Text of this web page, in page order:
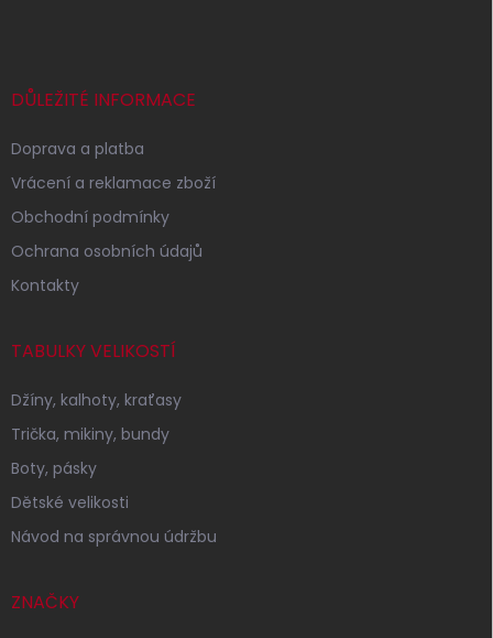
DŮLEŽITÉ INFORMACE
Doprava a platba
Vrácení a reklamace zboží
Obchodní podmínky
Ochrana osobních údajů
Kontakty
TABULKY VELIKOSTÍ
Džíny, kalhoty, kraťasy
Trička, mikiny, bundy
Boty, pásky
Dětské velikosti
Návod na správnou údržbu
ZNAČKY